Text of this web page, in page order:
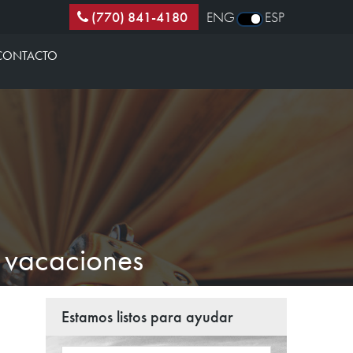
(770) 841-4180 ENG ESP
Estamos listos para ayudar